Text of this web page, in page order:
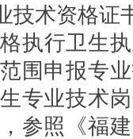
技术资格证
执行卫生
围申报专
专业技术
参照《福